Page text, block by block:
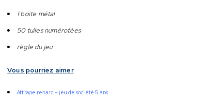
1 boite métal
50 tuiles numérotées
règle du jeu
Vous pourriez aimer
Attrape renard – jeu de société 5 ans